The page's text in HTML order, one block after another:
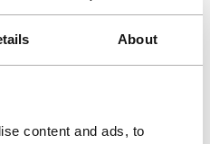
About
content and ads, to